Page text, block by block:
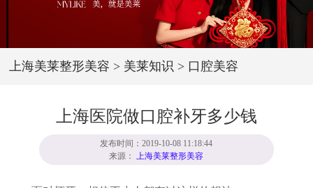
上海美莱整形美容 > 美莱知识 > 口腔美容
上海医院做口腔补牙多少钱
发布时间：2019-10-08 11:18:44
来源：上海美莱整形美容